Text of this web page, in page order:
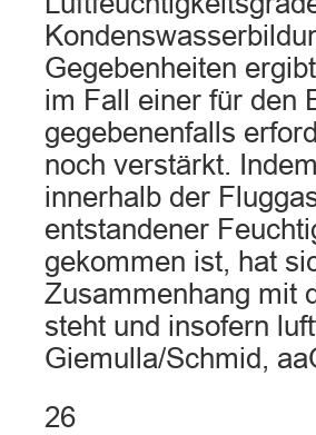
Gegebenheiten
im Fall einer für den
gegebenenfalls
noch verstärkt.
innerhalb der
entstandener
gekommen ist, hat
Zusammenhang mit
steht und insofern
Giemulla/Schmid,
26